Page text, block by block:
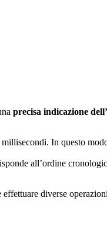
precisa indicazione
In questo
all’ordine
diverse